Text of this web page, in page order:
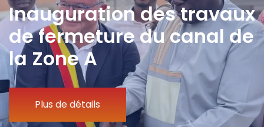
Inauguration des travaux
de fermeture du canal de
la Zone A
Plus de détails